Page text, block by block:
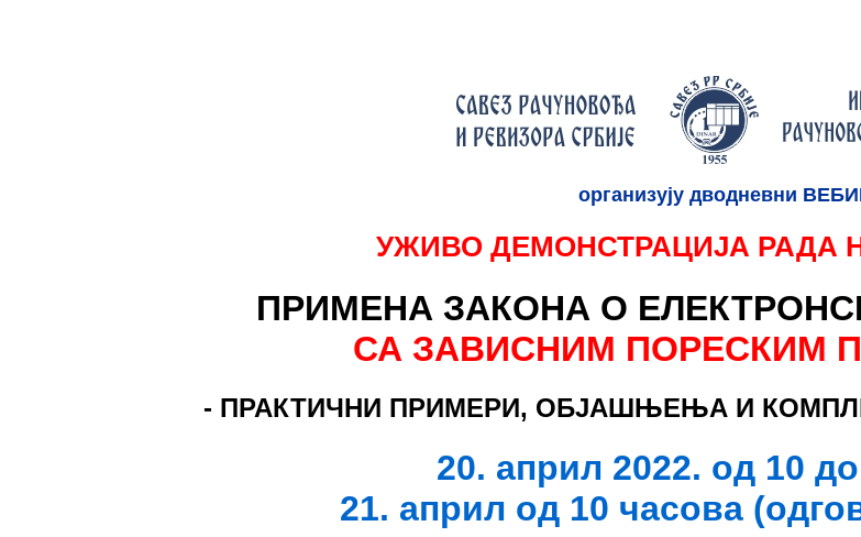
организују дводневни
УЖИВО ДЕМОНСТРАЦИЈА РАДА
ПРИМЕНА ЗАКОНА О
СА ЗАВИСНИМ ПОРЕСКИМ
- ПРАКТИЧНИ ПРИМЕРИ, ОБЈАШЊЕЊА И
20. април 2022. од 10
21. април од 10 часова